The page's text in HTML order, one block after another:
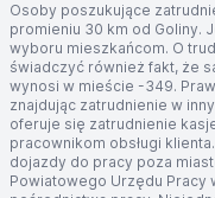
Osoby poszukujące
promieniu 30 km od Goliny.
wyboru mieszkańcom. O
świadczyć również fakt, że
wynosi w mieście -349.
znajdując zatrudnienie w
oferuje się zatrudnienie
pracownikom obsługi
dojazdy do pracy poza
Powiatowego Urzędu Pracy